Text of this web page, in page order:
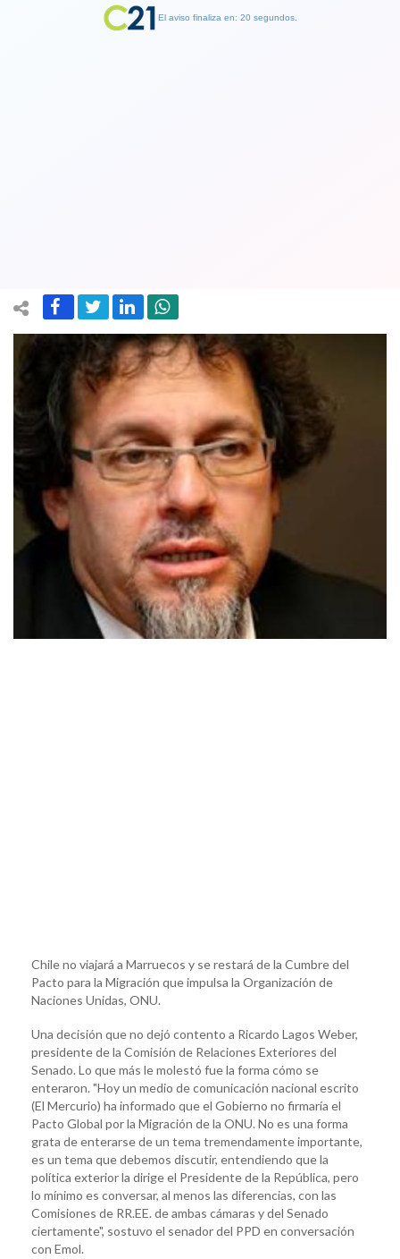
Chile no viajará a Marruecos y se restará de la Cumbre del
Pacto para la Migración que impulsa la Organización de
Naciones Unidas, ONU.
Una decisión que no dejó contento a Ricardo Lagos Weber,
presidente de la Comisión de Relaciones Exteriores del
Senado. Lo que más le molestó fue la forma cómo se
enteraron. "Hoy un medio de comunicación nacional escrito
(El Mercurio) ha informado que el Gobierno no firmaría el
Pacto Global por la Migración de la ONU. No es una forma
grata de enterarse de un tema tremendamente importante,
es un tema que debemos discutir, entendiendo que la
política exterior la dirige el Presidente de la República, pero
lo mínimo es conversar, al menos las diferencias, con las
Comisiones de RR.EE. de ambas cámaras y del Senado
ciertamente", sostuvo el senador del PPD en conversación
con Emol.
El aviso finaliza en: 19 segundos.